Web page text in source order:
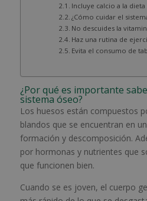
Incluye calcio a la
¿Cómo cuidar el
No descuides la
Haz una rutina de
Evita el consumo de
¿Por qué es importante
sistema óseo?
Los huesos están compuestos
blandos que se encuentran en
formación y descomposición.
por hormonas y nutrientes que
que funcionen bien.
Cuando se es joven, el cuerpo